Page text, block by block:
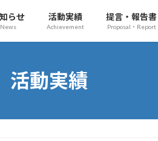
らせ
News
活動実績
Achievement
提言・報告書
Proposal・Report
活動実績